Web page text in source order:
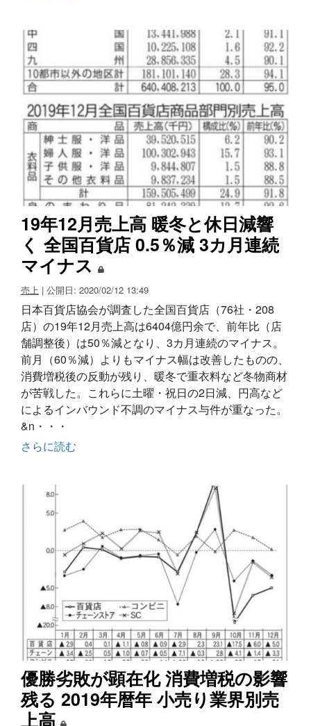
19年12月売上高 暖冬と休日減響
く 全国百貨店 0.5％減 3カ月連続
マイナス
売上 | 公開日: 2020/02/12 13:49
日本百貨店協会が調査した全国百貨店（76社・208
店）の19年12月売上高は6404億円余で、前年比（店
舗調整後）は50％減となり、3カ月連続のマイナス。
前月（60％減）よりもマイナス幅は改善したものの、
消費増税後の反動が残り、暖冬で重衣料など冬物商材
が苦戦した。これらに土曜・祝日の2日減、円高など
によるインバウンド不調のマイナス与件が重なった。
&n・・・
さらに読む
優勝劣敗が顕在化 消費増税の影響
残る 2019年暦年 小売り業界別売
上高